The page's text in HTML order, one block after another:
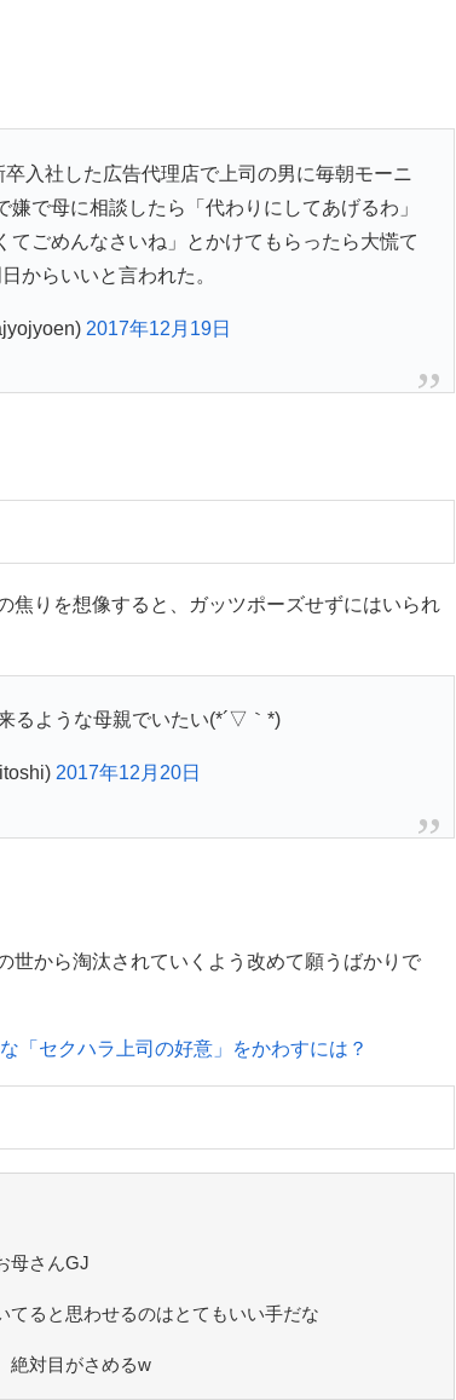
入社した広告代理店で上司の男に毎朝モーニ
で母に相談したら「代わりにしてあげるわ」
ごめんなさいね」とかけてもらったら大慌て
からいいと言われた。
2017年12月19日
焦りを想像すると、ガッツポーズせずにはいられ
るような母親でいたい(*´▽｀*)
2017年12月20日
世から淘汰されていくよう改めて願うばかりで
「セクハラ上司の好意」をかわすには？
母さんGJ
ると思わせるのはとてもいい手だな
絶対目がさめるw